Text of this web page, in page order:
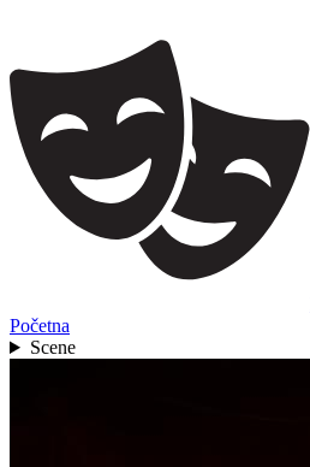
Početna
Scene